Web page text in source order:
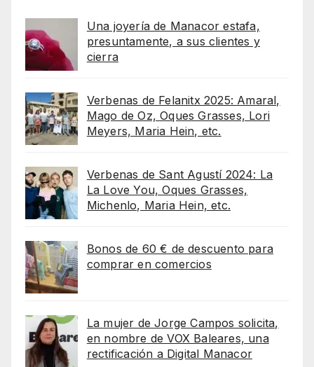
Una joyería de Manacor estafa,
presuntamente, a sus clientes y
cierra
Verbenas de Felanitx 2025: Amaral,
Mago de Oz, Oques Grasses, Lori
Meyers, Maria Hein, etc.
Verbenas de Sant Agustí 2024: La
La Love You, Oques Grasses,
Michenlo, Maria Hein, etc.
Bonos de 60 € de descuento para
comprar en comercios
La mujer de Jorge Campos solicita,
en nombre de VOX Baleares, una
rectificación a Digital Manacor